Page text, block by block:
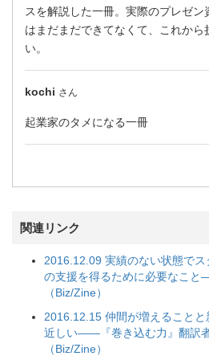
スを解説した一冊。実際のプレゼ
はまだまだできてなくて、これから
い。
kochi さん
起業家のタメになる一冊
関連リンク
2016.12.09 実績のない状態で
の支援を得るために必要なこ
（Biz/Zine）
2016.12.15 仲間が増えること
近しい――『巻き込む力』翻訳
（Biz/Zine）